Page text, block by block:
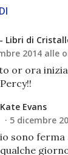
Libri di
2014 alle
or ora
Kate Evans
5 dicembre
io sono ferma
qualche